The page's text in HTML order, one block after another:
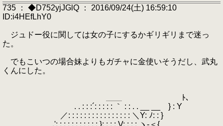
735 ： ◆D752yjJGlQ ： 2016/09/24(土) 16:59:10
ID:i4HEfLhY0
ジュドー役に関しては女の子にするかギリギリまで迷っ
た。
でもこいつの場合妹よりもガチャに金使いそうだし、武丸
くんにした。
＿＿ ﾄ､
. . : : :´: : : : : ｀ : : . . __ __ } : Y
／: : : : : : : : : : : : : : : : ＼Y: ﾉ: : }
.': : : : : : : : : : : }: : : : V: : : : ヽ-＜{